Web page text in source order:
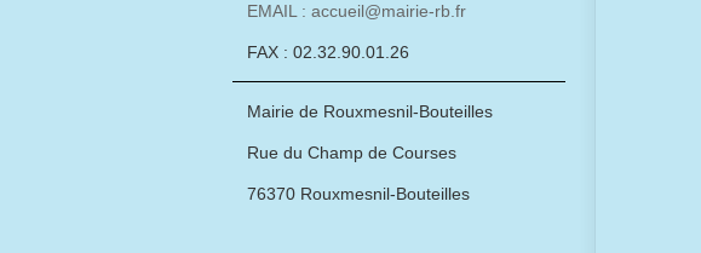
EMAIL : accueil@mairie-rb.fr
FAX : 02.32.90.01.26
Mairie de Rouxmesnil-Bouteilles
Rue du Champ de Courses
76370 Rouxmesnil-Bouteilles